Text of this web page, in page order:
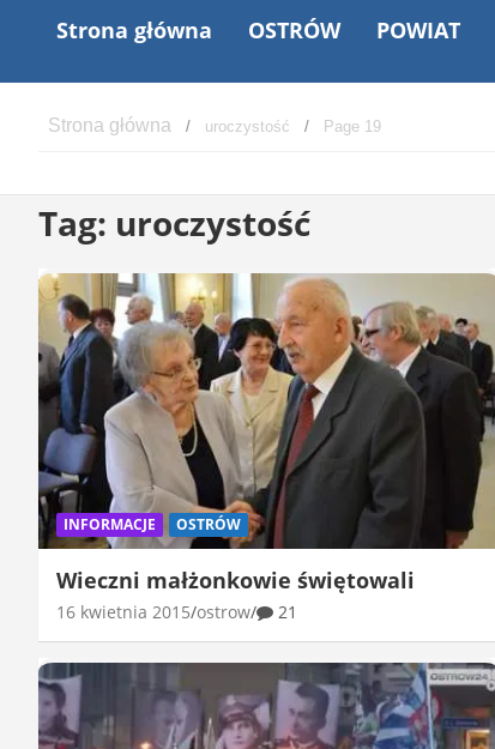
Strona główna OSTRÓW POWIAT
uroczystość Page 19
Tag: uroczystość
INFORMACJE OSTRÓW
Wieczni małżonkowie świętowali
16 kwietnia 2015 ostrow 21